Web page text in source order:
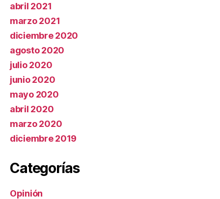
abril 2021
marzo 2021
diciembre 2020
agosto 2020
julio 2020
junio 2020
mayo 2020
abril 2020
marzo 2020
diciembre 2019
Categorías
Opinión